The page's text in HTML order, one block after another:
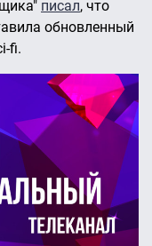
писал, что
обновленный
fi.